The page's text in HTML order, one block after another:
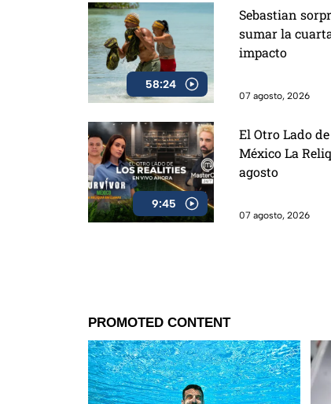
58:24
Sebastian
sumar la
impacto
07 agosto, 2026
9:45
El Otro Lado
México La
agosto
07 agosto, 2026